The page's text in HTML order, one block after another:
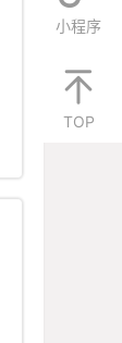
小程序
TOP